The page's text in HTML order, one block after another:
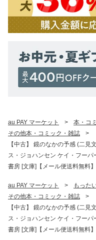
au PAY マーケット > 本・コ
その他本・コミック・雑誌
>
【中古】 鏡のなかの予感 (二見
ス・ジョハンセン ケイ・フー
書房 [文庫]【メール便送料無料】
au PAY マーケット > もった
その他本・コミック・雑誌
>
【中古】 鏡のなかの予感 (二見
ス・ジョハンセン ケイ・フー
書房 [文庫]【メール便送料無料】